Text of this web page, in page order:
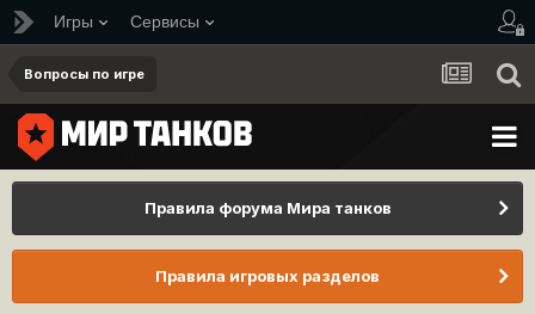
Игры Сервисы
Вопросы по игре
Правила форума Мира танков
Правила игровых разделов